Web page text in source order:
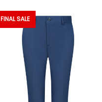
FINAL SALE